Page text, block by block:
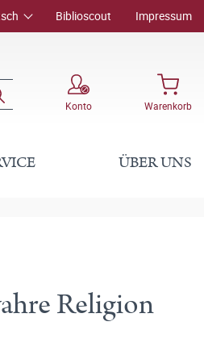
Biblioscout Impressum
Konto Warenkorb
ÜBER UNS
Religion